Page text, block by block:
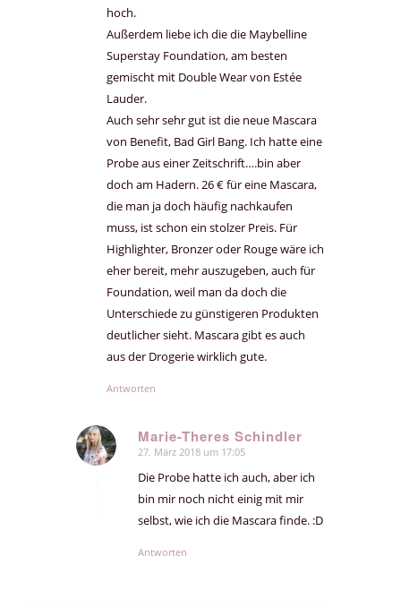
hoch.
Außerdem liebe ich die die Maybelline
Superstay Foundation, am besten
gemischt mit Double Wear von Estée
Lauder.
Auch sehr sehr gut ist die neue Mascara
von Benefit, Bad Girl Bang. Ich hatte eine
Probe aus einer Zeitschrift….bin aber
doch am Hadern. 26 € für eine Mascara,
die man ja doch häufig nachkaufen
muss, ist schon ein stolzer Preis. Für
Highlighter, Bronzer oder Rouge wäre ich
eher bereit, mehr auszugeben, auch für
Foundation, weil man da doch die
Unterschiede zu günstigeren Produkten
deutlicher sieht. Mascara gibt es auch
aus der Drogerie wirklich gute.
Antworten
Marie-Theres Schindler
sagte:
27. März 2018 um 17:05
Die Probe hatte ich auch, aber ich
bin mir noch nicht einig mit mir
selbst, wie ich die Mascara finde. :D
Antworten